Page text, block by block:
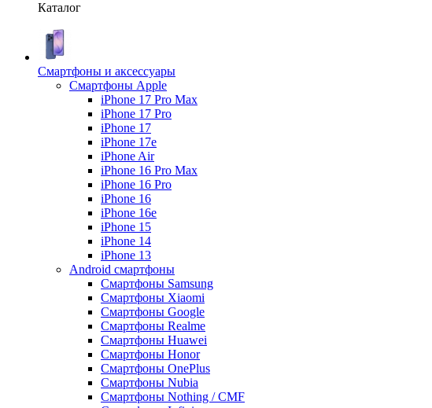
Каталог
Смартфоны и аксессуары
Смартфоны Apple
iPhone 17 Pro Max
iPhone 17 Pro
iPhone 17
iPhone 17e
iPhone Air
iPhone 16 Pro Max
iPhone 16 Pro
iPhone 16
iPhone 16e
iPhone 15
iPhone 14
iPhone 13
Android cмартфоны
Смартфоны Samsung
Смартфоны Xiaomi
Смартфоны Google
Смартфоны Realme
Смартфоны Huawei
Смартфоны Honor
Смартфоны OnePlus
Смартфоны Nubia
Смартфоны Nothing / CMF